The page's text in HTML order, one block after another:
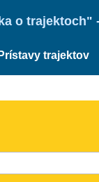
o trajektoch"
Prístavy trajektov